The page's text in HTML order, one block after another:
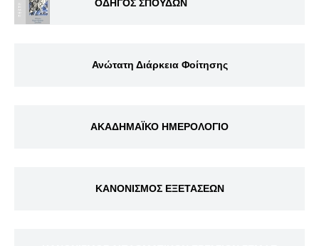
ΟΔΗΓΟΣ ΣΠΟΥΔΩΝ
Ανώτατη Διάρκεια Φοίτησης
ΑΚΑΔΗΜΑΪΚΟ ΗΜΕΡΟΛΟΓΙΟ
ΚΑΝΟΝΙΣΜΟΣ ΕΞΕΤΑΣΕΩΝ